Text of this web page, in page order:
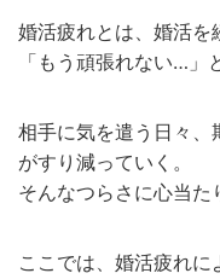
婚活疲れとは、婚活を
「もう頑張れない…」
相手に気を遣う日々、
がすり減っていく。
そんなつらさに心当た
ここでは、婚活疲れ